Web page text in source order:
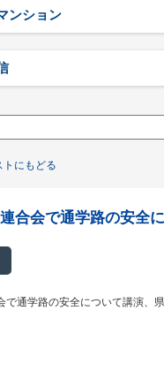
ンション
トにもどる
合会で通学路の安全
で通学路の安全について講演、